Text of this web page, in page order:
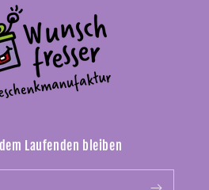
Laufenden bleiben